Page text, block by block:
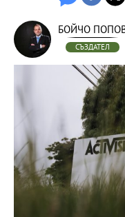
БОЙЧО
СЪЗДАТЕЛ